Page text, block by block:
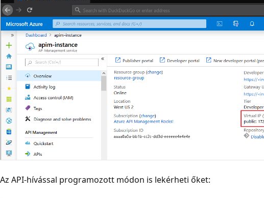
Az API-hívással programozott módon is lekérheti őket: